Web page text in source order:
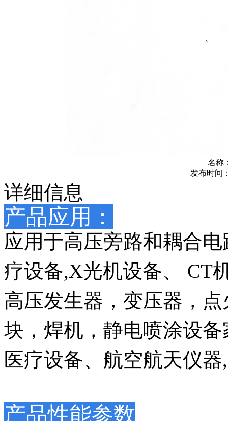
名称
发布时间
详细信息
产品应用：
应用于高压旁路和耦合
疗设备,X光机设备、 CT
高压发生器，变压器，
块，焊机，静电喷涂设
医疗设备、航空航天仪
产品性能参数